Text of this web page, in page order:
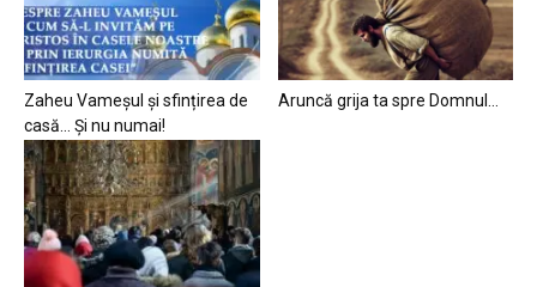
Zaheu Vameșul și sfințirea de
casă… Și nu numai!
Aruncă grija ta spre Domnul…